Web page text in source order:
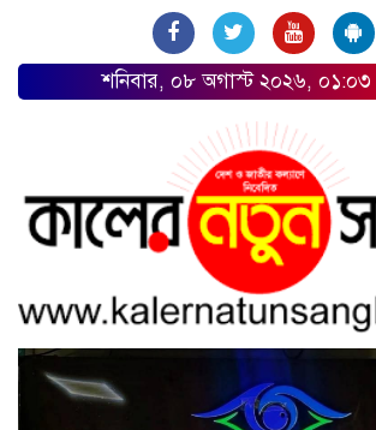
শনিবার, ০৮ অগাস্ট ২০২৬, ০১:০৩